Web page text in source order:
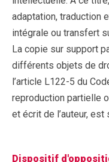
adaptation, traduction
intégrale ou transfert
La copie sur support
différents objets de
l’article L122-5 du
reproduction partielle
et écrit de l’auteur,
Dispositif